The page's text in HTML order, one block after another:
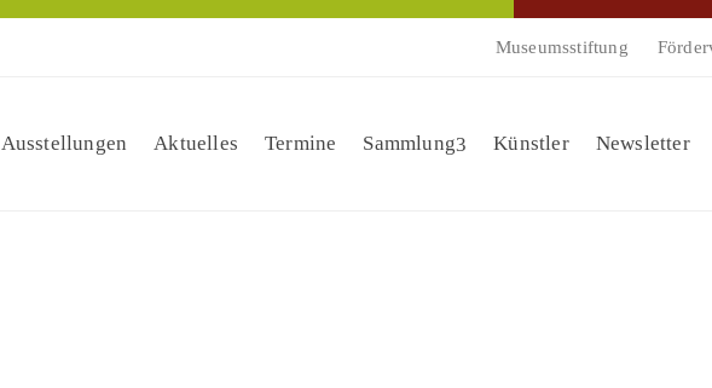
Museumsstiftung
Ausstellungen Aktuelles Termine Sammlung Künstler Newsletter